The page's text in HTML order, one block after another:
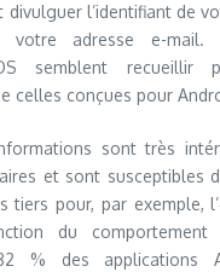
divulguer l’identifiant de
votre adresse e-mail.
semblent recueillir
celles conçues pour
sont très
et sont susceptibles
tiers pour, par exemple,
du
% des applications